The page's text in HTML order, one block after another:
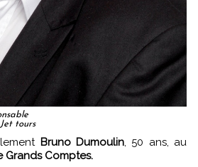
tours
Bruno Dumoulin, 50 ans, au
Grands Comptes.